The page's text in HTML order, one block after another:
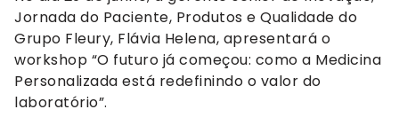
Jornada do Paciente, Produtos e Qualidade do
Grupo Fleury, Flávia Helena, apresentará o
workshop “O futuro já começou: como a Medicina
Personalizada está redefinindo o valor do
laboratório”.